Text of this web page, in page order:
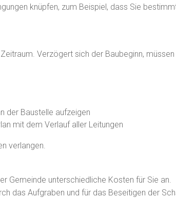
knüpfen, zum Beispiel, dass Sie
Verzögert sich der Baubeginn,
der Baustelle aufzeigen
mit dem Verlauf aller Leitungen
verlangen.
Gemeinde unterschiedliche Kosten für Sie an.
das Aufgraben und für das Beseitigen der